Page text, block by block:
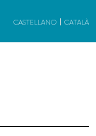
CASTELLANO CATALÀ